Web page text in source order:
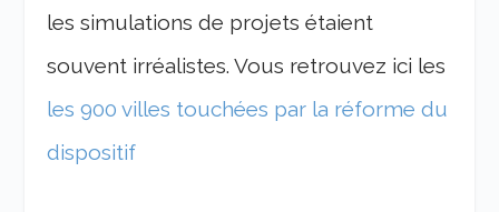
les simulations de projets étaient
souvent irréalistes. Vous retrouvez ici les
les 900 villes touchées par la réforme du
dispositif